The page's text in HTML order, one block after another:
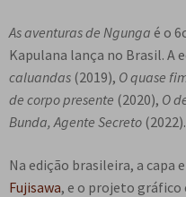
As aventuras de Ngunga é o
Kapulana lança no Brasil. A
caluandas (2019), O quase
de corpo presente (2020), O
Bunda, Agente Secreto (2022).
Na edição brasileira, a capa
Fujisawa, e o projeto gráfico